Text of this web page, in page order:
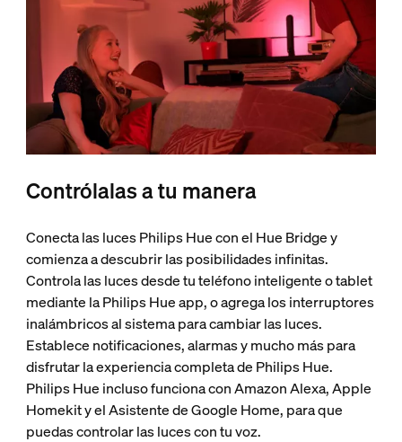
Contrólalas a tu manera
Conecta las luces Philips Hue con el Hue Bridge y
comienza a descubrir las posibilidades infinitas.
Controla las luces desde tu teléfono inteligente o tablet
mediante la Philips Hue app, o agrega los interruptores
inalámbricos al sistema para cambiar las luces.
Establece notificaciones, alarmas y mucho más para
disfrutar la experiencia completa de Philips Hue.
Philips Hue incluso funciona con Amazon Alexa, Apple
Homekit y el Asistente de Google Home, para que
puedas controlar las luces con tu voz.